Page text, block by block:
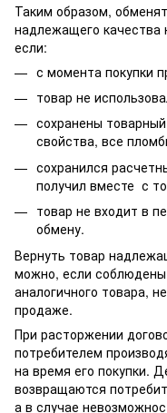
Таким образом,
надлежащего качества
если:
с момента покупки
товар не
сохранены
свойства, все
сохранился
получил вместе с
товар не входит в
обмену.
Вернуть товар
можно, если
аналогичного товара,
продаже.
При расторжении
потребителем
на время его покупки.
возвращаются
а в случае